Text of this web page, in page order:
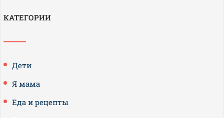
КАТЕГОРИИ
Дети
Я мама
Еда и рецепты